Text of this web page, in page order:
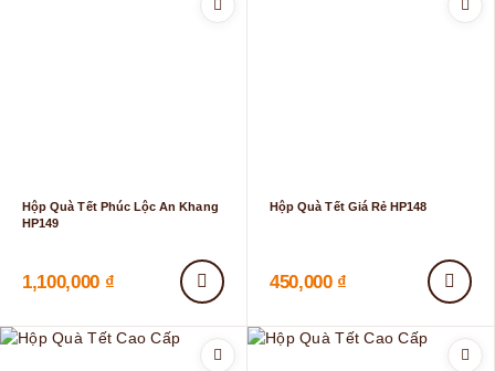
Hộp Quà Tết Phúc Lộc An Khang
HP149
1,100,000 ₫
Hộp Quà Tết Giá Rẻ HP148
450,000 ₫